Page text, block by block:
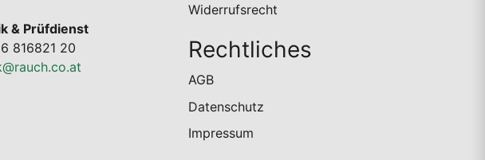
& Prüfdienst
816821 20
Widerrufsrecht
Rechtliches
AGB
Datenschutz
Impressum